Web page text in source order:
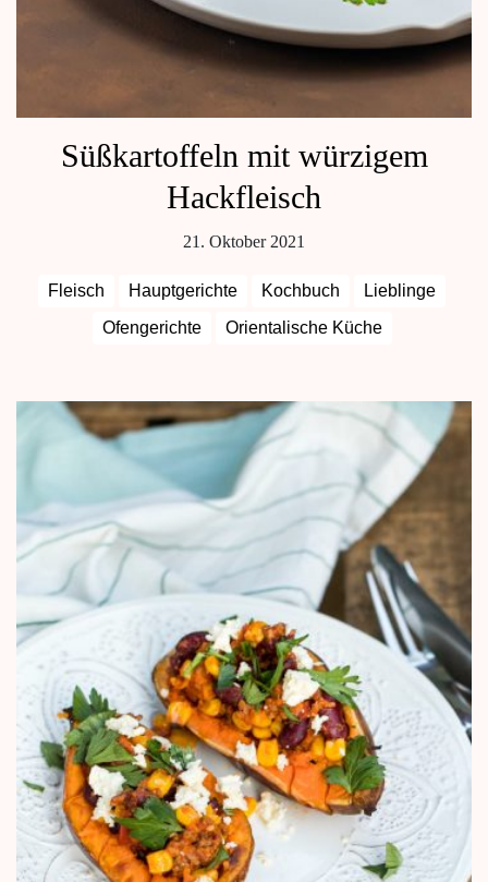
Süßkartoffeln mit würzigem
Hackfleisch
21. Oktober 2021
Fleisch Hauptgerichte Kochbuch
Lieblinge
Ofengerichte
Orientalische Küche